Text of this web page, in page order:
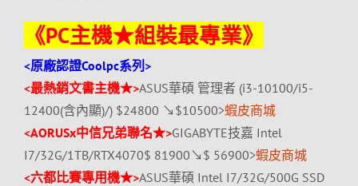
《PC主機★組裝最專業》
<原廠認證Coolpc系列>
<最熱銷文書主機★>ASUS華碩 管理者 (i3-10100/i5-
12400(含內顯)/) $24800 ↘$10500>蝦皮商城
<AORUSx中信兄弟聯名★>GIGABYTE技嘉 Intel
I7/32G/1TB/RTX4070$ 81900↘$ 56900>蝦皮商城
<六都比賽專用機★>ASUS華碩 Intel I7/32G/500G SSD